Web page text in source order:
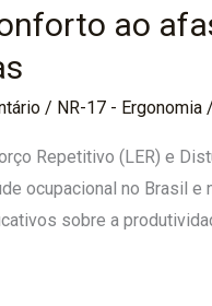
ao
/ NR-17 - Ergonomia/
Repetitivo (LER) e
ocupacional no Brasil
sobre a